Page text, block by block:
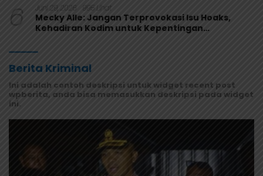
6 Juni 29, 2026 995 Lihat
Mecky Alle: Jangan Terprovokasi Isu Hoaks,
Kehadiran Kodim untuk Kepentingan
Berita Kriminal
Ini adalah contoh deskripsi untuk widget recent post
wpberita, anda bisa memasukkan deskripsi pada widget
ini.